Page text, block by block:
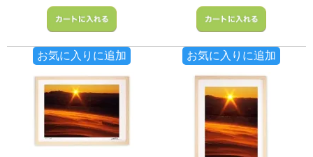
お気に入りに追加 お気に入りに追加